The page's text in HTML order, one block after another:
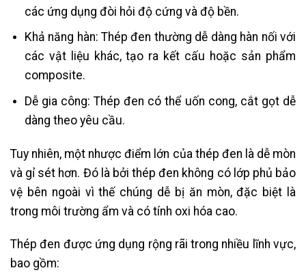
các ứng dụng đòi hỏi độ cứng và độ bền.
Khả năng hàn: Thép đen thường dễ dàng hàn nối với
các vật liệu khác, tạo ra kết cấu hoặc sản phẩm
composite.
Dễ gia công: Thép đen có thể uốn cong, cắt gọt dễ
dàng theo yêu cầu.
Tuy nhiên, một nhược điểm lớn của thép đen là dễ mòn
và gỉ sét hơn. Đó là bởi thép đen không có lớp phủ bảo
vệ bên ngoài vì thế chúng dễ bị ăn mòn, đặc biệt là
trong môi trường ẩm và có tính oxi hóa cao.
Thép đen được ứng dụng rộng rãi trong nhiều lĩnh vực,
bao gồm: